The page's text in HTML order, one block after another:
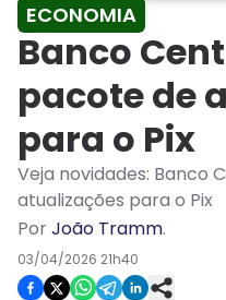
ECONOMIA
Banco
pacote de
para o Pix
Veja novidades: Banco
atualizações para o Pix
PorJoão Tramm.
03/04/2026 21h40